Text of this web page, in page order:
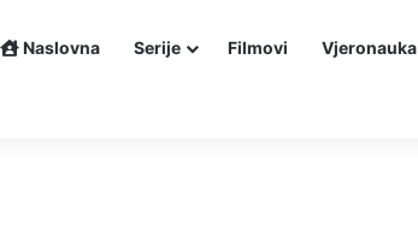
Naslovna Serije Filmovi Vjeronauka